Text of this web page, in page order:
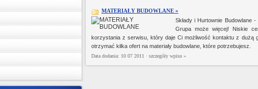
MATERIAŁY BUDOWLANE »
Składy i Hurtownie Budowlane
Grupa może więcej! Niskie
korzystania z serwisu, który daje Ci możliwość kontaktu z dużą
otrzymać kilka ofert na materiały budowlane, które potrzebujesz.
Data dodania: 10 07 2011 · szczegóły wpisu »